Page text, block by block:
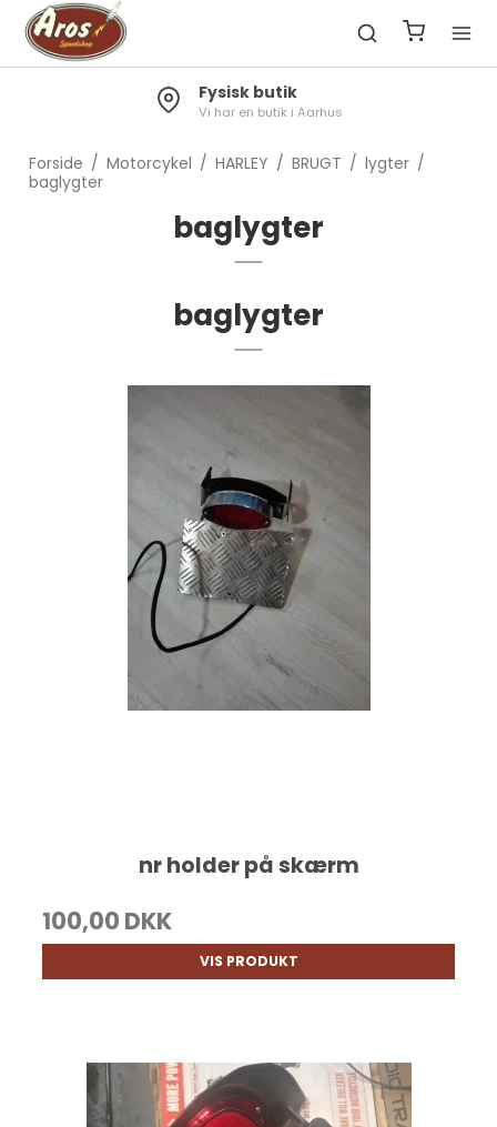
Fysisk butik
Vi har en butik i Aarhus
Forside / Motorcykel / HARLEY / BRUGT / lygter /
baglygter
baglygter
baglygter
nr holder på skærm
100,00 DKK
VIS PRODUKT